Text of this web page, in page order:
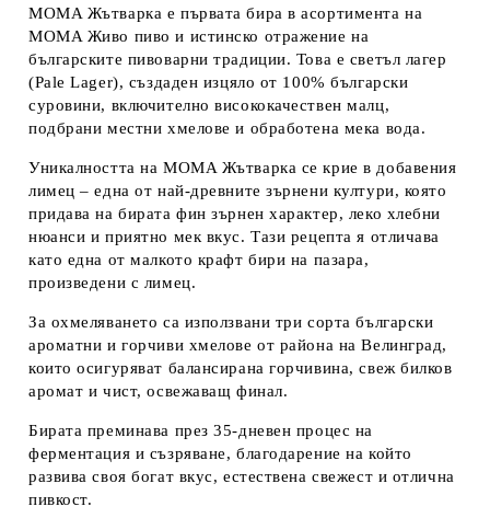
MOMA Жътварка е първата бира в асортимента на
MOMA Живо пиво и истинско отражение на
българските пивоварни традиции. Това е светъл лагер
(Pale Lager), създаден изцяло от 100% български
суровини, включително висококачествен малц,
подбрани местни хмелове и обработена мека вода.
Уникалността на MOMA Жътварка се крие в добавения
лимец – една от най-древните зърнени култури, която
придава на бирата фин зърнен характер, леко хлебни
нюанси и приятно мек вкус. Тази рецепта я отличава
като една от малкото крафт бири на пазара,
произведени с лимец.
За охмеляването са използвани три сорта български
ароматни и горчиви хмелове от района на Велинград,
които осигуряват балансирана горчивина, свеж билков
аромат и чист, освежаващ финал.
Бирата преминава през 35-дневен процес на
ферментация и съзряване, благодарение на който
развива своя богат вкус, естествена свежест и отлична
пивкост.